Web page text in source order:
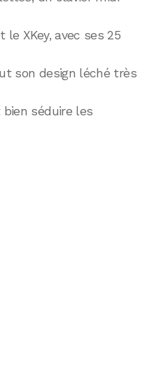
le XKey, avec ses 25
son design léché très
séduire les